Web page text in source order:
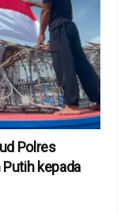
Polres
Putih kepada